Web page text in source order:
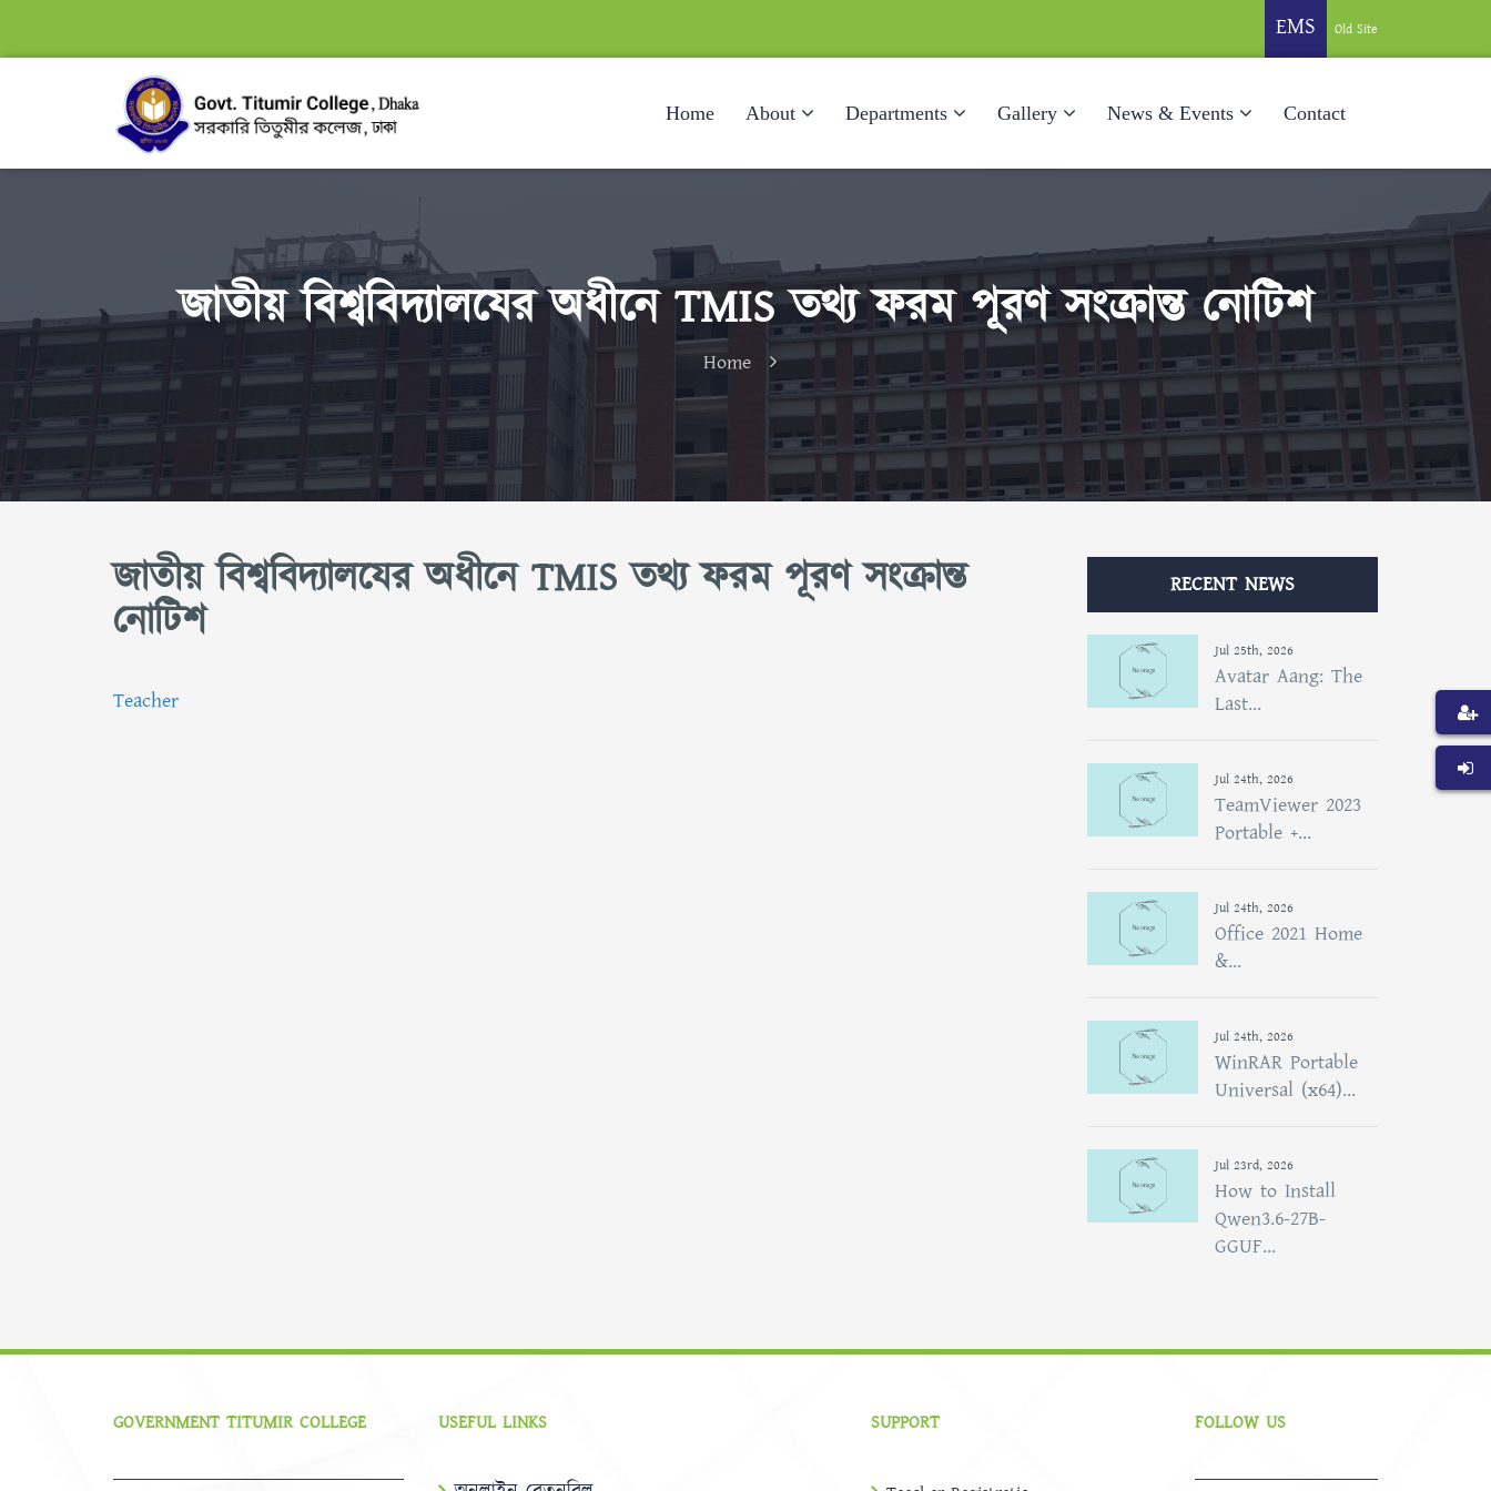
EMS Old Site
Home About Departments Gallery News & Events Contact
জাতীয় বিশ্ববিদ্যালযের অধীনে TMIS তথ্য ফরম পূরণ সংক্রান্ত নোটিশ
Home
জাতীয় বিশ্ববিদ্যালযের অধীনে TMIS তথ্য ফরম পূরণ সংক্রান্ত
নোটিশ
Teacher
RECENT NEWS
Jul 25th, 2026
Avatar Aang: The
Last...
Jul 24th, 2026
TeamViewer 2023
Portable +...
Jul 24th, 2026
Office 2021 Home
&...
Jul 24th, 2026
WinRAR Portable
Universal (x64)...
Jul 23rd, 2026
How to Install
Qwen3.6-27B-
GGUF...
GOVERNMENT TITUMIR COLLEGE USEFUL LINKS SUPPORT FOLLOW US